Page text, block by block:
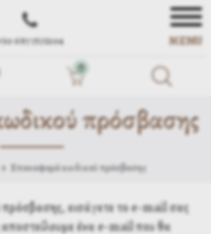
697 7572104 MENU
0
πρόσβασης
Επαναφορά κωδικού πρόσβασης
εισάγετε το e-mail σας
ένα e-mail που θα